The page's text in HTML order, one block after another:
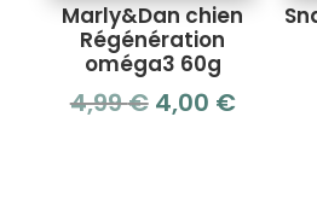
Marly&Dan chien
Régénération
oméga3 60g
4,99€ Le
4,00 €Le